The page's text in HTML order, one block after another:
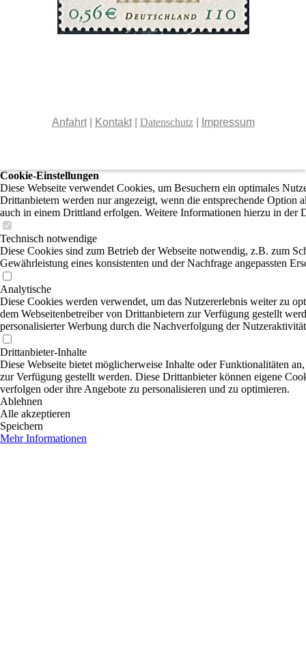
Anfahrt| Kontakt| Datenschutz| Impressum
Cookie-Einstellungen
Diese Webseite verwendet Cookies, um Besuchern ein optimales
Drittanbietern werden nur angezeigt, wenn die entsprechende Option
auch in einem Drittland erfolgen. Weitere Informationen hierzu in der
Technisch notwendige
Diese Cookies sind zum Betrieb der Webseite notwendig, z.B. zum
Gewährleistung eines konsistenten und der Nachfrage angepassten
Analytische
Diese Cookies werden verwendet, um das Nutzererlebnis weiter zu
dem Webseitenbetreiber von Drittanbietern zur Verfügung gestellt
personalisierter Werbung durch die Nachverfolgung der
Drittanbieter-Inhalte
Diese Webseite bietet möglicherweise Inhalte oder Funktionalitäten
zur Verfügung gestellt werden. Diese Drittanbieter können eigene
verfolgen oder ihre Angebote zu personalisieren und zu optimieren.
Ablehnen
Alle akzeptieren
Speichern
Mehr Informationen